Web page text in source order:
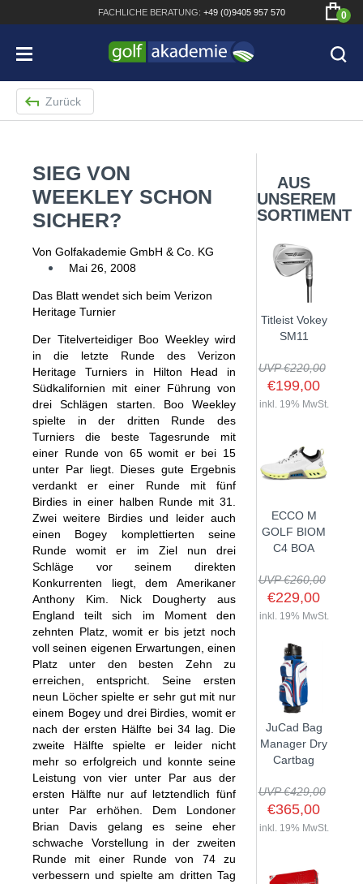
FACHLICHE BERATUNG: +49 (0)9405 957 570 0
Bridgestone JGR Driver 2018
Cobra King F8+ Driver
Bennington Waterproof QO14 Sport Cartbag
SHOP
GOLFSCHLÄGER
DRIVER
FAIRWAYHÖLZER
EISENSÄTZE
WEDGES
HYBRIDS
DRIVING EISEN
PUTTER
KOMPLETTSETS
HEADS
SHAFTS
DEMOSCHLÄGER
BAGS
CARTBAGS
STANDBAGS
TRAVELBAGS
SONSTIGE BAGS
TROLLIES
PUSH- & PULLTROLLIES
ELEKTROTROLLIES
TROLLEY ZUBEHÖR
BÄLLE
GOLFBÄLLE
LOGOBÄLLE
SCHUHE
HERREN GOLFSCHUHE
DAMEN GOLFSCHUHE
KINDER GOLFSCHUHE
BEKLEIDUNG
HERREN
DAMEN
CAPS
GÜRTEL & SOCKEN
HANDSCHUHE
HERREN GOLFHANDSCHUHE
DAMEN GOLFHANDSCHUHE
KINDER GOLFHANDSCHUHE
ZUBEHÖR
ENTFERNUNGSMESSER
REGENSCHIRME
HANDTÜCHER
ACCESSOIRES
TRAININGSHILFEN
MONTAGE
KOMPONENTEN
GRIFFE
GUTSCHEINE
GUTSCHEINE
SALE
GOLFSCHLÄGER
BAGS
TROLLIES
BÄLLE
SCHUHE
BEKLEIDUNG
EVENTS
GOLFKURSE
EVENTS
ANFRAGE
GUTSCHEINE
Zurück
SIEG VON
WEEKLEY SCHON
SICHER?
Von Golfakademie GmbH & Co. KG
Mai 26, 2008
Das Blatt wendet sich beim Verizon
Heritage Turnier
Der Titelverteidiger Boo Weekley wird
in die letzte Runde des Verizon
Heritage Turniers in Hilton Head in
Südkalifornien mit einer Führung von
drei Schlägen starten. Boo Weekley
spielte in der dritten Runde des
Turniers die beste Tagesrunde mit
einer Runde von 65 womit er bei 15
unter Par liegt. Dieses gute Ergebnis
verdankt er einer Runde mit fünf
Birdies in einer halben Runde mit 31.
Zwei weitere Birdies und leider auch
einen Bogey komplettierten seine
Runde womit er im Ziel nun drei
Schläge vor seinem direkten
Konkurrenten liegt, dem Amerikaner
Anthony Kim. Nick Dougherty aus
England teilt sich im Moment den
zehnten Platz, womit er bis jetzt noch
voll seinen eigenen Erwartungen, einen
Platz unter den besten Zehn zu
erreichen, entspricht. Seine ersten
neun Löcher spielte er sehr gut mit nur
einem Bogey und drei Birdies, womit er
nach der ersten Hälfte bei 34 lag. Die
zweite Hälfte spielte er leider nicht
mehr so erfolgreich und konnte seine
Leistung von vier unter Par aus der
ersten Hälfte nur auf letztendlich fünf
unter Par erhöhen. Dem Londoner
Brian Davis gelang es seine eher
schwache Vorstellung in der zweiten
Runde mit einer Runde von 74 zu
verbessern und spielte am dritten Tag
AUS
UNSEREM
SORTIMENT
Titleist Vokey
SM11
UVP €220,00
€199,00
inkl. 19% MwSt.
ECCO M
GOLF BIOM
C4 BOA
UVP €260,00
€229,00
inkl. 19% MwSt.
JuCad Bag
Manager Dry
Cartbag
UVP €429,00
€365,00
inkl. 19% MwSt.